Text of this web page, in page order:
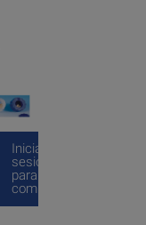
Inicia
sesión
para
comprar